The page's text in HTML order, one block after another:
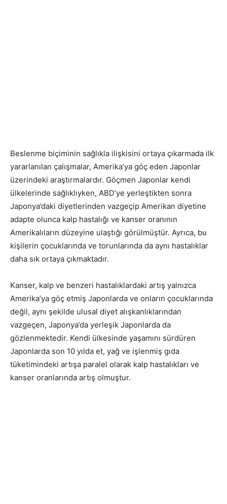
Beslenme biçiminin sağlıkla ilişkisini ortaya çıkarmada ilk
yararlanılan çalışmalar, Amerika’ya göç eden Japonlar
üzerindeki araştırmalardır. Göçmen Japonlar kendi
ülkelerinde sağlıklıyken, ABD’ye yerleştikten sonra
Japonya’daki diyetlerinden vazgeçip Amerikan diyetine
adapte olunca kalp hastalığı ve kanser oranının
Amerikalıların düzeyine ulaştığı görülmüştür. Ayrıca, bu
kişilerin çocuklarında ve torunlarında da aynı hastalıklar
daha sık ortaya çıkmaktadır.
Kanser, kalp ve benzeri hastalıklardaki artış yalnızca
Amerika’ya göç etmiş Japonlarda ve onların çocuklarında
değil, aynı şekilde ulusal diyet alışkanlıklarından
vazgeçen, Japonya’da yerleşik Japonlarda da
gözlenmektedir. Kendi ülkesinde yaşamını sürdüren
Japonlarda son 10 yılda et, yağ ve işlenmiş gıda
tüketimindeki artışa paralel olarak kalp hastalıkları ve
kanser oranlarında artış olmuştur.